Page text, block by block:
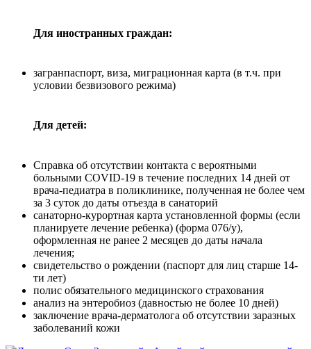
Для иностранных граждан:
загранпаспорт, виза, миграционная карта (в т.ч. при
условии безвизового режима)
Для детей:
Справка об отсутствии контакта с вероятными
больными COVID-19 в течение последних 14 дней от
врача-педиатра в поликлинике, полученная не более чем
за 3 суток до даты отъезда в санаторий
санаторно-курортная карта установленной формы (если
планируете лечение ребенка) (форма 076/у),
оформленная не ранее 2 месяцев до даты начала
лечения;
свидетельство о рождении (паспорт для лиц старше 14-
ти лет)
полис обязательного медицинского страхования
анализ на энтеробиоз (давностью не более 10 дней)
заключение врача-дерматолога об отсутствии заразных
заболеваний кожи